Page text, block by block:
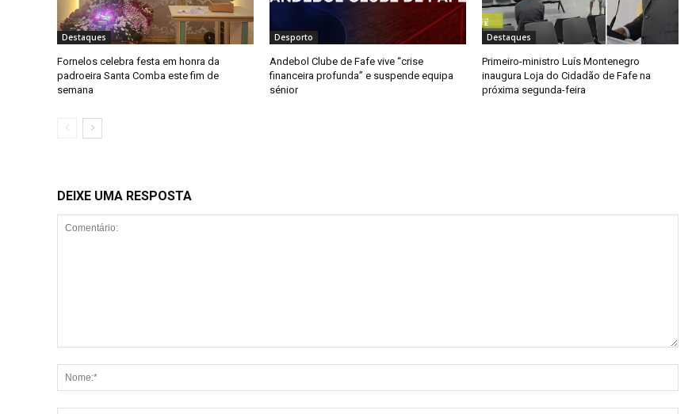
Destaques
Fornelos celebra festa em honra da
padroeira Santa Comba este fim de
semana
Desporto
Andebol Clube de Fafe vive “crise
financeira profunda” e suspende equipa
sénior
Destaques
Primeiro-ministro Luís Montenegro
inaugura Loja do Cidadão de Fafe na
próxima segunda-feira
DEIXE UMA RESPOSTA